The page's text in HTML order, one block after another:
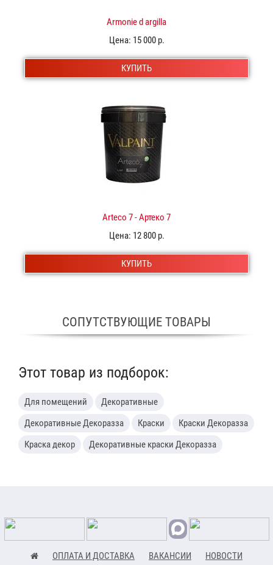
Armonie d argilla
Цена: 15 000 р.
КУПИТЬ
Arteco 7 - Артеко 7
Цена: 12 800 р.
КУПИТЬ
СОПУТСТВУЮЩИЕ ТОВАРЫ
Этот товар из подборок:
Для помещений
Декоративные
Декоративные Декоразза
Краски
Краски Декоразза
Краска декор
Декоративные краски Декоразза
ОПЛАТА И ДОСТАВКА ВАКАНСИИ НОВОСТИ